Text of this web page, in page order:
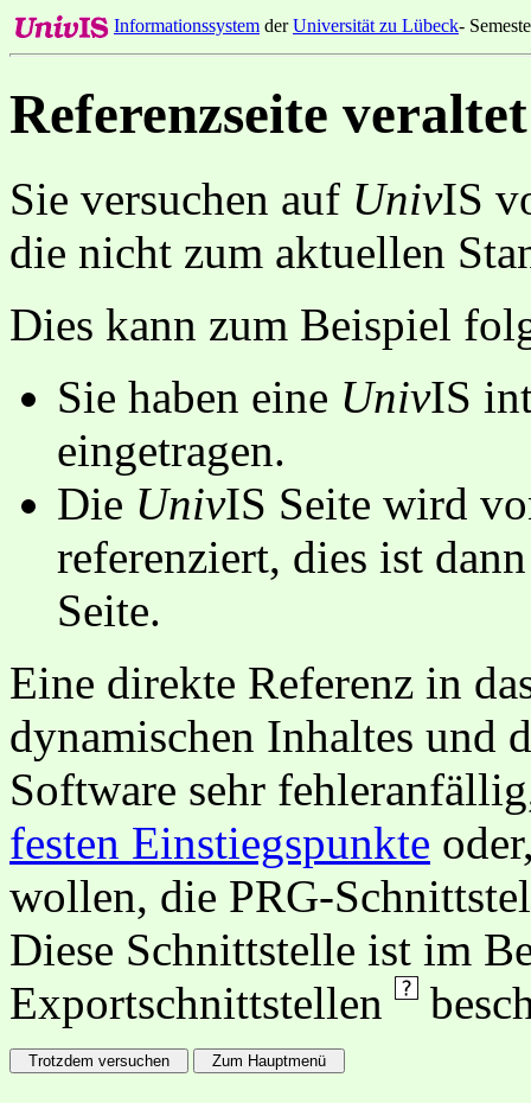
Informationssystem derUniversität zu Lübeck-
Referenzseite veraltet
Sie versuchen auf UnivIS
die nicht zum aktuellen
Dies kann zum Beispiel
Sie haben eine UnivIS
eingetragen.
Die UnivIS Seite wird
referenziert, dies ist
Seite.
Eine direkte Referenz in
dynamischen Inhaltes und
Software sehr
festen Einstiegspunkte
wollen, die PRG-
Diese Schnittstelle ist im
Exportschnittstellen